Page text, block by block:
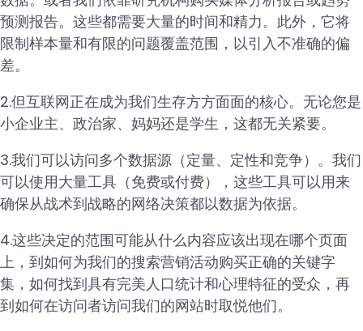
预测报告。这些都需要大量的时间和精力。此外，它将
限制样本量和有限的问题覆盖范围，以引入不准确的偏
差。
2.但互联网正在成为我们生存方方面面的核心。无论您是
小企业主、政治家、妈妈还是学生，这都无关紧要。
3.我们可以访问多个数据源（定量、定性和竞争）。我们
可以使用大量工具（免费或付费），这些工具可以用来
确保从战术到战略的网络决策都以数据为依据。
4.这些决定的范围可能从什么内容应该出现在哪个页面
上，到如何为我们的搜索营销活动购买正确的关键字
集，如何找到具有完美人口统计和心理特征的受众，再
到如何在访问者访问我们的网站时取悦他们。